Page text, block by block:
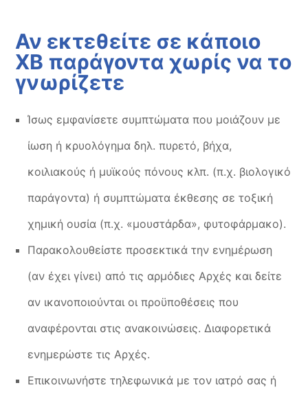
Αν εκτεθείτε σε κάποιο
ΧΒ παράγοντα χωρίς να το
γνωρίζετε
Ίσως εμφανίσετε συμπτώματα που μοιάζουν με
ίωση ή κρυολόγημα δηλ. πυρετό, βήχα,
κοιλιακούς ή μυϊκούς πόνους κλπ. (π.χ. βιολογικό
παράγοντα) ή συμπτώματα έκθεσης σε τοξική
χημική ουσία (π.χ. «μουστάρδα», φυτοφάρμακο).
Παρακολουθείστε προσεκτικά την ενημέρωση
(αν έχει γίνει) από τις αρμόδιες Αρχές και δείτε
αν ικανοποιούνται οι προϋποθέσεις που
αναφέρονται στις ανακοινώσεις. Διαφορετικά
ενημερώστε τις Αρχές.
Επικοινωνήστε τηλεφωνικά με τον ιατρό σας ή